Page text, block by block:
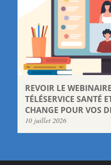
REVOIR LE
TÉLÉSERVICE SANTÉ
CHANGE POUR VOS
10 juillet 2026